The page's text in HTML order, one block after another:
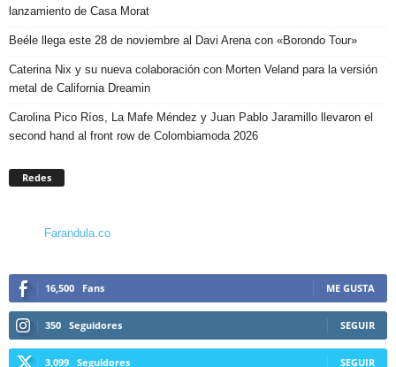
lanzamiento de Casa Morat
Beéle llega este 28 de noviembre al Davi Arena con «Borondo Tour»
Caterina Nix y su nueva colaboración con Morten Veland para la versión
metal de California Dreamin
Carolina Pico Ríos, La Mafe Méndez y Juan Pablo Jaramillo llevaron el
second hand al front row de Colombiamoda 2026
Redes
Farandula.co
16,500 Fans ME GUSTA
350 Seguidores SEGUIR
3,099 Seguidores SEGUIR